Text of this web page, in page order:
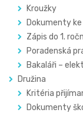
Kroužky
Dokumenty
Zápis do 1.
Poradenská
Bakaláři –
Družina
Kritéria
Dokumenty